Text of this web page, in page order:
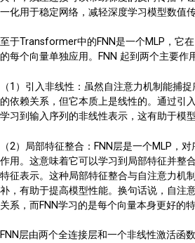
一化用于稳定网络，减轻深度学习模型数值
至于Transformer中的FNN是一个MLP，它
的每个向量单独应用。FNN 起到两个主要作
（1）引入非线性：虽然自注意力机制能捕
的依赖关系，但它本质上是线性的。通过引
学习到输入序列的非线性表示，这有助于模
（2）局部特征整合：FNN层是一个MLP，
作用。这意味着它可以学习到局部特征并整
特征表示。这种局部特征整合与自注意力机
补，有助于提高模型性能。换句话说，自注
关系，而FNN学习的是每个向量本身更好的特
FNN层由两个全连接层和一个非线性激活函